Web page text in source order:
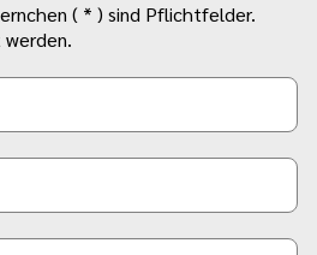
( * ) sind Pflichtfelder.